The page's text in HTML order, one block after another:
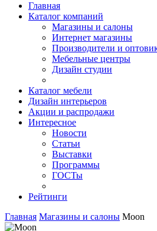
Главная
Каталог компаний
Магазины и салоны
Интернет магазины
Производители и
Мебельные центры
Дизайн студии
Каталог мебели
Дизайн интерьеров
Акции и распродажи
Интересное
Новости
Статьи
Выставки
Программы
ГОСТы
Рейтинги
Главная Магазины и салоны Moon